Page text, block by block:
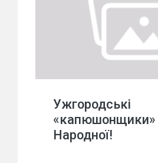
Ужгородські
«капюшонщики»
Народної!